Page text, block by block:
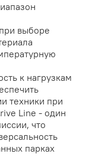
выборе
к нагрузкам
техники при
Line - один
что
парках